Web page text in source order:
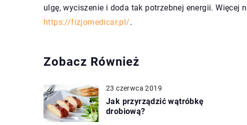
ulgę, wyciszenie i doda tak potrzebnej energii. Więcej
https://fizjomedicar.pl/.
Zobacz Również
23 czerwca 2019
Jak przyrządzić wątróbkę
drobiową?